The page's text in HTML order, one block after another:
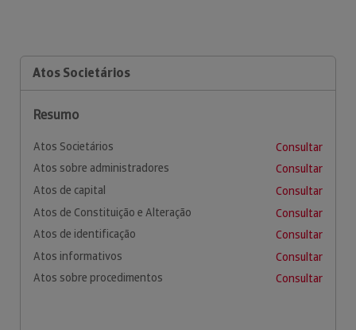
Atos Societários
Resumo
Atos Societários
Consultar
Atos sobre administradores
Consultar
Atos de capital
Consultar
Atos de Constituição e Alteração
Consultar
Atos de identificação
Consultar
Atos informativos
Consultar
Atos sobre procedimentos
Consultar